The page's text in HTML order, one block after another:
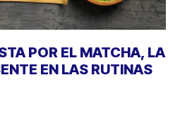
POR EL MATCHA, LA
EN LAS RUTINAS